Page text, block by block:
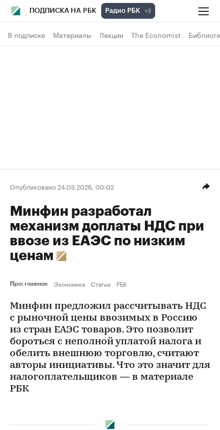
ПОДПИСКА НА РБК
В подписке Материалы Лекции The Economist
Опубликовано 24.03.2026, 00:02
Минфин разработал
механизм доплаты НДС при
ввозе из ЕАЭС по низким
ценам
Про: главное Экономика Статьи РБК
Минфин предложил рассчитывать НДС
с рыночной цены ввозимых в Россию
из стран ЕАЭС товаров. Это позволит
бороться с неполной уплатой налога и
обелить внешнюю торговлю, считают
авторы инициативы. Что это значит для
налогоплательщиков — в материале
РБК